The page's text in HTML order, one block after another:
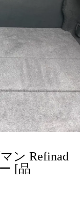
ン Refinad
[品